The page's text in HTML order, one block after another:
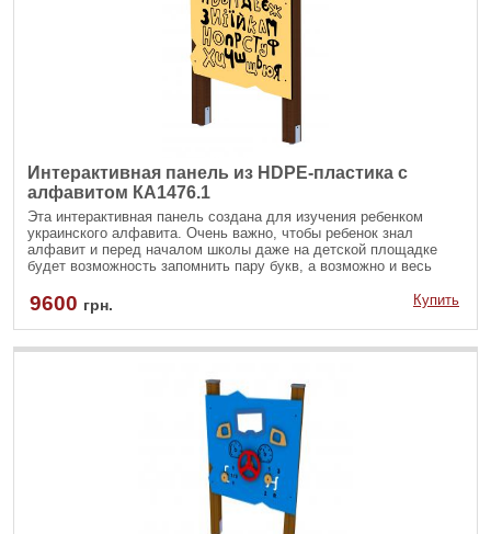
Интерактивная панель из HDPE-пластика с
алфавитом КА1476.1
Эта интерактивная панель создана для изучения ребенком
украинского алфавита. Очень важно, чтобы ребенок знал
алфавит и перед началом школы даже на детской площадке
будет возможность запомнить пару букв, а возможно и весь
9600 грн. Купить